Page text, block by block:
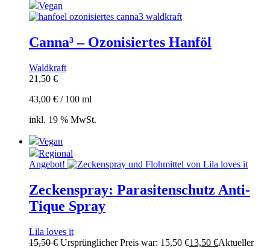
Vegan
Canna³ – Ozonisiertes Hanföl
Waldkraft
21,50 €
43,00 € / 100 ml
inkl. 19 % MwSt.
Vegan
Regional
Angebot!
Zeckenspray: Parasitenschutz Anti-
Tique Spray
Lila loves it
15,50€ Ursprünglicher Preis war: 15,50 €13,50 €Aktueller